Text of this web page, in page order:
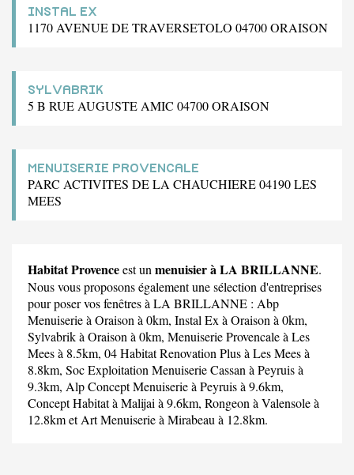
INSTAL EX
1170 AVENUE DE TRAVERSETOLO 04700 ORAISON
SYLVABRIK
5 B RUE AUGUSTE AMIC 04700 ORAISON
MENUISERIE PROVENCALE
PARC ACTIVITES DE LA CHAUCHIERE 04190 LES
MEES
Habitat Provenceest un menuisier à LA BRILLANNE.
Nous vous proposons également une sélection d'entreprises
pour poser vos fenêtres à LA BRILLANNE : Abp
Menuiserieà Oraison à 0km, Instal Ex à Oraison à 0km,
Sylvabrikà Oraison à 0km, Menuiserie Provencaleà Les
Mees à 8.5km, 04 Habitat Renovation Plusà Les Mees à
8.8km, Soc Exploitation Menuiserie Cassan à Peyruis à
9.3km, Alp Concept Menuiserieà Peyruis à 9.6km,
Concept Habitatà Malijai à 9.6km, Rongeon à Valensole à
12.8km etArt Menuiserieà Mirabeau à 12.8km.